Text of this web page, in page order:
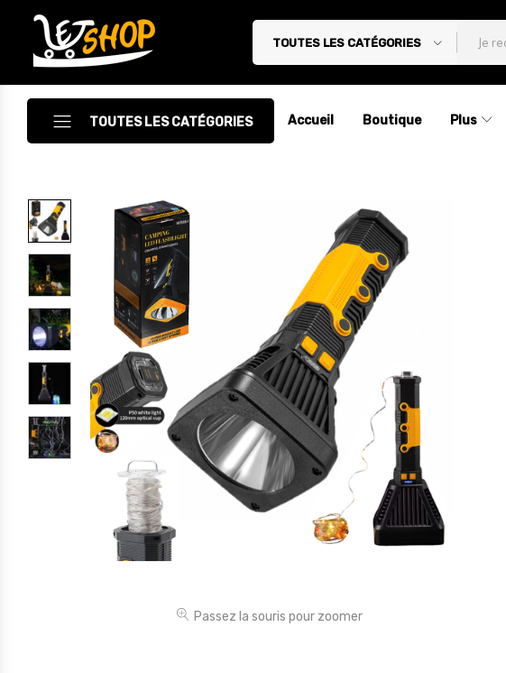
Letshop.dz
TOUTES LES CATÉGORIES
TOUTES LES CATÉGORIES
Accessoires
Accessoires Auto/Moto
Accessoires PC
Camping & Randonnée
Cuisine
Décoration
Electroménager
Électronique
Jouets
Outillages & Bricolage
Accueil Boutique Plus
Passez la souris pour zoomer